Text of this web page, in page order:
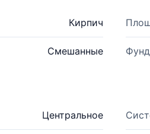
Кирпич
Смешанные
Центральное